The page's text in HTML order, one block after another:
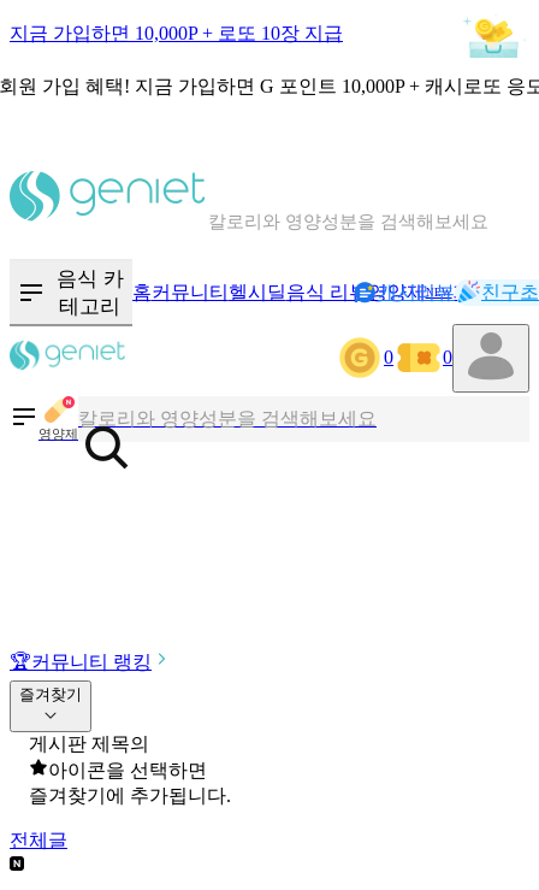
지금 가입하면 10,000P + 로또 10장 지급
원 가입 혜택! 지금 가입하면 G 포인트 10,000P + 캐시로또 응
칼로리와 영양성분을 검색해보세요
음식 카
테고리
홈커뮤니티 헬시딜음식 리뷰영양제NEW기록
캐시리뷰 친구
0 0
영양제
칼로리와 영양성분을 검색해보세요
혈당 · 다이어트 음식 검색해보세요
🏆커뮤니티 랭킹
즐겨찾기
게시판 제목의
아이콘을 선택하면
즐겨찾기에 추가됩니다.
전체글